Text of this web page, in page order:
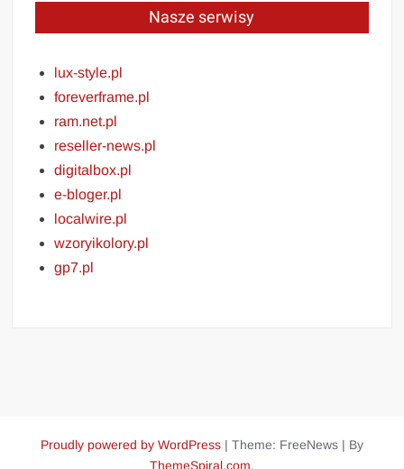
Nasze serwisy
lux-style.pl
foreverframe.pl
ram.net.pl
reseller-news.pl
digitalbox.pl
e-bloger.pl
localwire.pl
wzoryikolory.pl
gp7.pl
Proudly powered by WordPress | Theme: FreeNews | By
ThemeSpiral.com.